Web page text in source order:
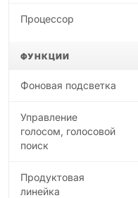
Процессор
ФУНКЦИИ
Фоновая подсветка
Управление
голосом, голосовой
поиск
Продуктовая
линейка